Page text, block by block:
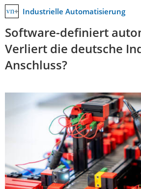
Industrielle Automatisierung
Software-definiert
Verliert die deutsche
Anschluss?